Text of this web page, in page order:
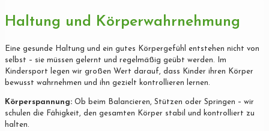
Haltung und Körperwahrnehmung
Eine gesunde Haltung und ein gutes Körpergefühl entstehen nicht von
selbst – sie müssen gelernt und regelmäßig geübt werden. Im
Kindersport legen wir großen Wert darauf, dass Kinder ihren Körper
bewusst wahrnehmen und ihn gezielt kontrollieren lernen.
Körperspannung: Ob beim Balancieren, Stützen oder Springen – wir
schulen die Fähigkeit, den gesamten Körper stabil und kontrolliert zu
halten.